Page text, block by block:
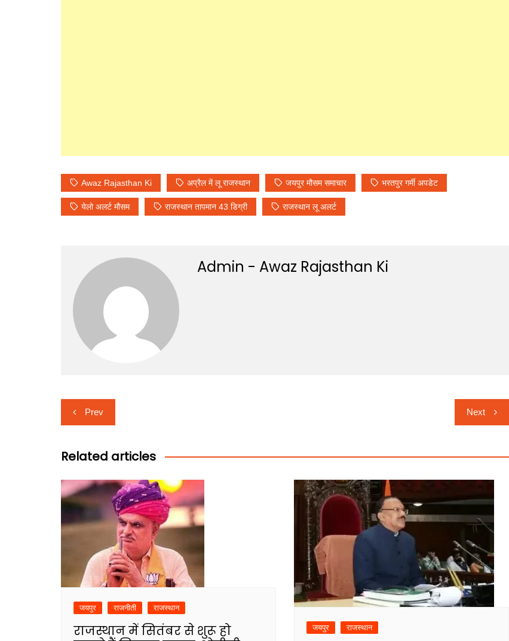
Awaz Rajasthan Ki अप्रैल में लू राजस्थान जयपुर मौसम समाचार भरतपुर गर्मी अपडेट
येलो अलर्ट मौसम राजस्थान तापमान 43 डिग्री राजस्थान लू अलर्ट
Admin - Awaz Rajasthan Ki
Post
navigation
Prev Next
Related articles
जयपुर राजनीती राजस्थान
राजस्थान में सितंबर से शुरू हो
जयपुर राजस्थान